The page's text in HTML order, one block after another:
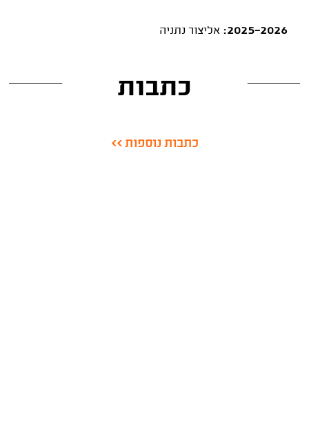
2025-2026: אליצור נתניה
כתבות
כתבות נוספות >>